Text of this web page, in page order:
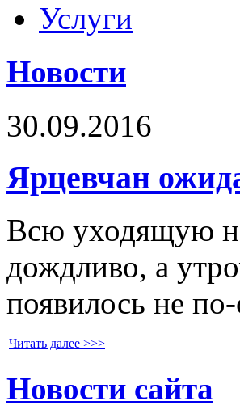
Услуги
Новости
30.09.2016
Ярцевчан
Всю уходящую
дождливо, а
появилось не
Читать далее >>>
Новости сайта